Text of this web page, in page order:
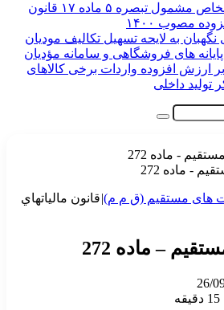
اطلاع رسانی به اشخاص مشمول تبصره ۵ ماده ۱۷ قانون
مصوب ۱۴۰۰
به لایحه تسهیل تکالیف مودیان
های فروشگاهی و سامانه مؤدیان
ارزش افزوده واردات برخی کالاهای
تولید داخلی
جستجو
- ماده 272
های مستقیم (ق م م)|قانون مالياتهاي
– ماده 272